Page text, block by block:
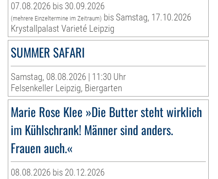
07.08.2026 bis 30.09.2026
(mehrere Einzeltermine im Zeitraum) bis Samstag, 17.10.2026
Krystallpalast Varieté Leipzig
SUMMER SAFARI
Samstag, 08.08.2026 | 11:30 Uhr
Felsenkeller Leipzig, Biergarten
Marie Rose Klee »Die Butter steht wirklich
im Kühlschrank! Männer sind anders.
Frauen auch.«
08.08.2026 bis 20.12.2026